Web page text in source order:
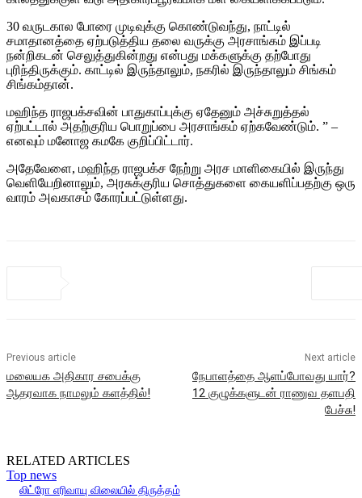
30 வருடகால போரை முடிவுக்கு கொண்டுவந்து, நாட்டில்
சமாதானத்தை ஏற்படுத்திய தலை வருக்கு அரசாங்கம் இப்படி
நன்றிகடன் செலுத்துகின்றது என்பது மக்களுக்கு தற்போது
புரிந்திருக்கும். காட்டில் இருந்தாலும், நகரில் இருந்தாலும் சிங்கம்
சிங்கம்தான்.
மஹிந்த ராஜபக்சவின் பாதுகாப்புக்கு ஏதேனும் அச்சுறுத்தல்
ஏற்பட்டால் அதற்குரிய பொறுப்பை அரசாங்கம் ஏற்கவேண்டும். ” –
எனவும் மனோஜ கமகே குறிப்பிட்டார்.
அதேவேளை, மஹிந்த ராஜபக்ச நேற்று அரச மாளிகையில் இருந்து
வெளியேறினாலும், அரசுக்குரிய சொத்துகளை கையளிப்பதற்கு ஒரு
வாரம் அவகாசம் கோரப்பட்டுள்ளது.
Previous article
மலையக அதிகார சபைக்கு
ஆதரவாக நாமலும் களத்தில்!
Next article
நேபாளத்தை ஆளப்போவது யார்?
12 குழுக்களுடன் ராணுவ தளபதி
பேச்சு!
RELATED ARTICLES
Top news
லிட்ரோ எரிவாயு விலையில் திருத்தம்